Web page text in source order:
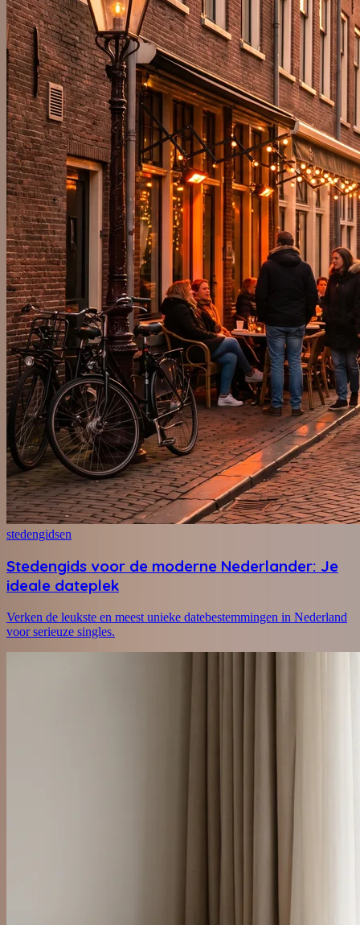
stedengidsen
Stedengids voor de moderne Nederlander: Je
ideale dateplek
Verken de leukste en meest unieke datebestemmingen in Nederland
voor serieuze singles.